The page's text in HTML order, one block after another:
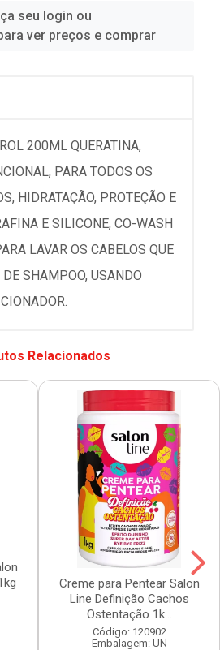
seu login ou
ver preços e comprar
200ML QUERATINA,
PARA TODOS OS
HIDRATAÇÃO, PROTEÇÃO E
E SILICONE, CO-WASH
LAVAR OS CABELOS QUE
SHAMPOO, USANDO
Relacionados
Creme para Pentear Salon
Line Definição Cachos
Ostentação 1k...
Código: 120902
Embalagem: UN